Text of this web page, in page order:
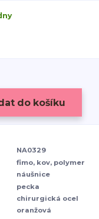
do košíku
NA0329
fimo, kov, polymer
náušnice
pecka
chirurgická ocel
oranžová